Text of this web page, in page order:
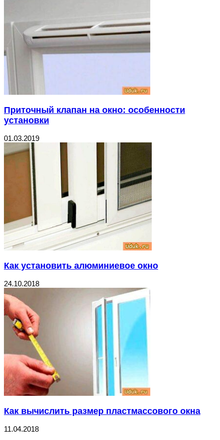
Приточный клапан на окно: особенности
установки
01.03.2019
Как установить алюминиевое окно
24.10.2018
Как вычислить размер пластмассового окна
11.04.2018